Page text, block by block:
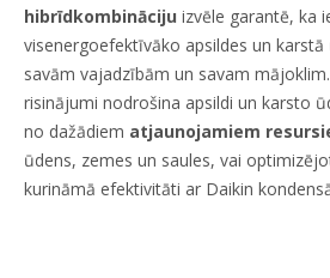
hibrīdkombināciju izvēle garantē, ka
visenergoefektīvāko apsildes un
savām vajadzībām un savam
risinājumi nodrošina apsildi un karsto
no dažādiem atjaunojamiem
ūdens, zemes un saules, vai
kurināmā efektivitāti ar Daikin